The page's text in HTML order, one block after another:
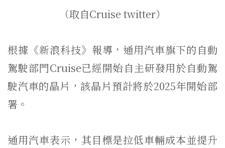
（取自Cruise twitter）
根據《新浪科技》報導，通用汽車旗下的自動
駕駛部門Cruise已經開始自主研發用於自動駕
駛汽車的晶片，該晶片預計將於2025年開始部
署。
通用汽車表示，其目標是拉低車輛成本並提升